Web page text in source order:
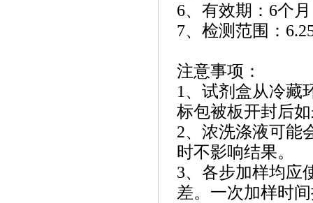
6、有效期：6个月
7、检测范围：
注意事项：
1、试剂盒从冷藏
标包被板开封后
2、浓洗涤液可能
时不影响结果。
3、各步加样均应
差。一次加样时